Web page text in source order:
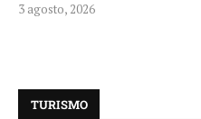
3 agosto, 2026
TURISMO